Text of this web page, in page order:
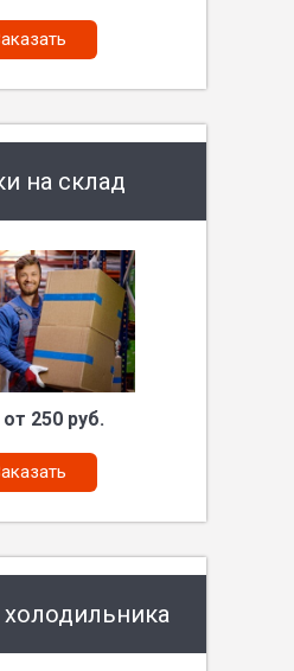
на склад
от 250 руб.